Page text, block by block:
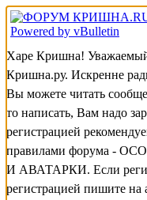
Харе Кришна!
Кришна.ру. Искренне
Вы можете читать
то написать, Вам надо
регистрацией
правилами форума -
И АВАТАРКИ. Если
регистрацией пишите на